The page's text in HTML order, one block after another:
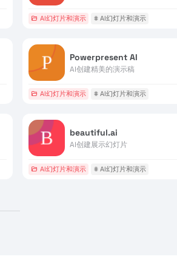
AI幻灯片和演示 # AI幻灯片和演示
Powerpresent AI
AI创建精美的演示稿
AI幻灯片和演示 # AI幻灯片和演示
beautiful.ai
AI创建展示幻灯片
AI幻灯片和演示 # AI幻灯片和演示